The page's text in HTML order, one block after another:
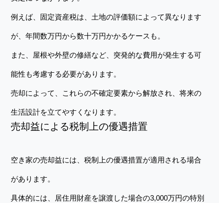
例えば、固定資産税は、土地の評価額によって異なります
が、年間数万円から数十万円かかるケースも。
また、屋根や外壁の修繕など、突発的な費用が発生する可
能性も考慮する必要があります。
売却によって、これらの不確定要素から解放され、将来の
生活設計を立てやすくなります。
売却益による税制上の優遇措置
空き家の売却益には、税制上の優遇措置が適用される場合
があります。
具体的には、居住用財産を譲渡した場合の3,000万円の特別